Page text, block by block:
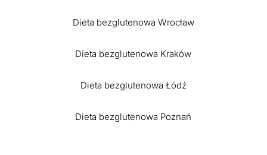
Dieta bezglutenowa Wrocław
Dieta bezglutenowa Kraków
Dieta bezglutenowa Łódź
Dieta bezglutenowa Poznań